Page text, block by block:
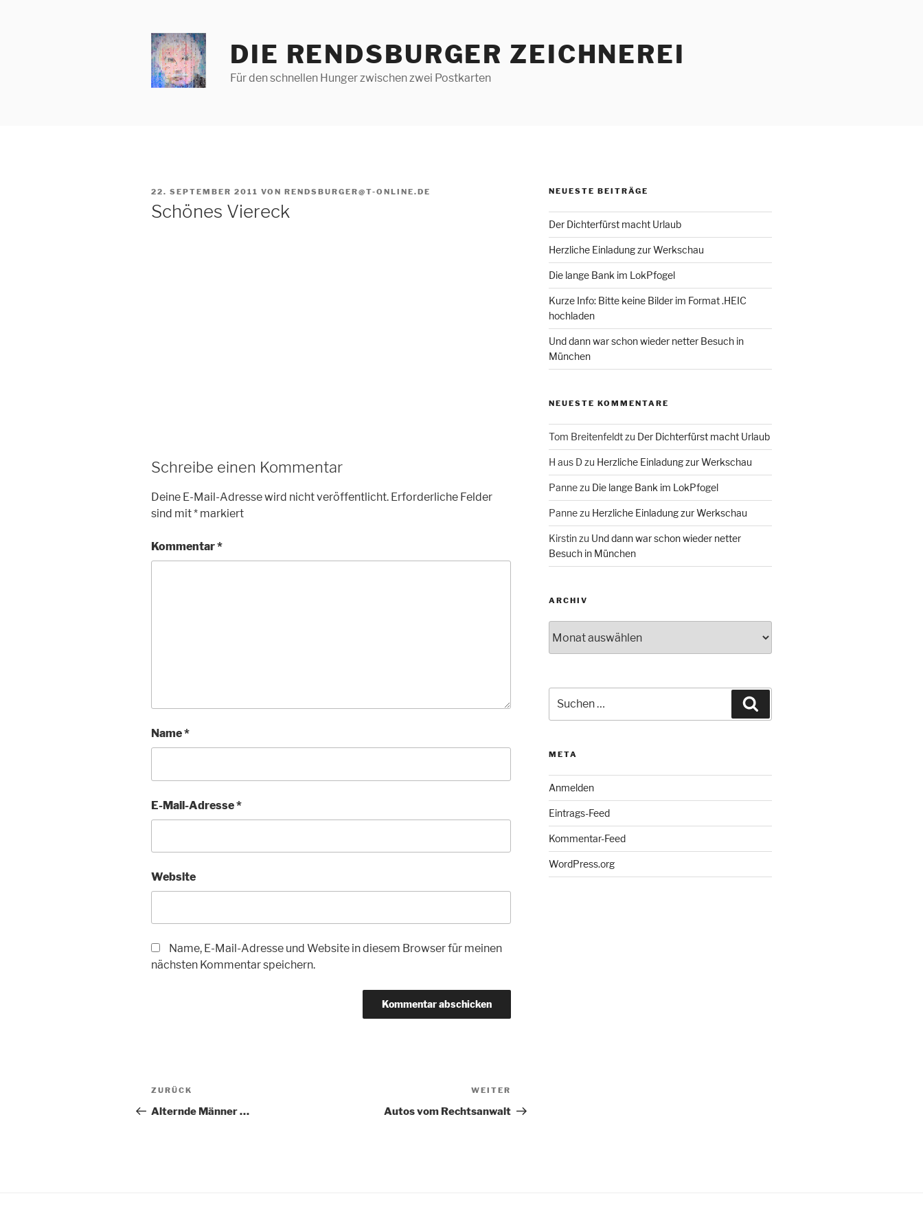
DIE RENDSBURGER ZEICHNEREI
Für den schnellen Hunger zwischen zwei Postkarten
VERÖFFENTLICHT
22. SEPTEMBER 2011 VON RENDSBURGER@T-ONLINE.DE
Schönes Viereck
Schreibe einen Kommentar
Deine E-Mail-Adresse wird nicht veröffentlicht. Erforderliche Felder
sind mit* markiert
Kommentar*
Name*
E-Mail-Adresse*
Website
Name, E-Mail-Adresse und Website in diesem Browser für meinen
nächsten Kommentar speichern.
Beitragsnavigation
Vorheriger
Beitrag
ZURÜCK
Alternde Männer …
Beitrag
WEITER
Autos vom Rechtsanwalt
NEUESTE BEITRÄGE
Der Dichterfürst macht Urlaub
Herzliche Einladung zur Werkschau
Die lange Bank im LokPfogel
Kurze Info: Bitte keine Bilder im Format .HEIC
hochladen
Und dann war schon wieder netter Besuch in
München
NEUESTE KOMMENTARE
Tom Breitenfeldtzu Der Dichterfürst macht Urlaub
H aus Dzu Herzliche Einladung zur Werkschau
Pannezu Die lange Bank im LokPfogel
Pannezu Herzliche Einladung zur Werkschau
Kirstinzu Und dann war schon wieder netter
Besuch in München
ARCHIV
nach:
META
Anmelden
Eintrags-Feed
Kommentar-Feed
WordPress.org